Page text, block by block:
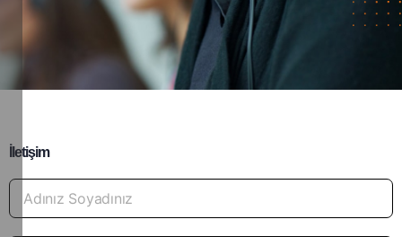
İletişim